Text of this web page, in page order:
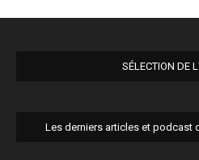
SÉLECTION DE
Les derniers articles et podcast